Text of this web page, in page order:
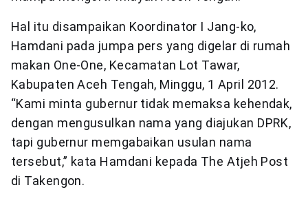
Hal itu disampaikan Koordinator I Jang-ko,
Hamdani pada jumpa pers yang digelar di rumah
makan One-One, Kecamatan Lot Tawar,
Kabupaten Aceh Tengah, Minggu, 1 April 2012.
“Kami minta gubernur tidak memaksa kehendak,
dengan mengusulkan nama yang diajukan DPRK,
tapi gubernur memgabaikan usulan nama
tersebut,” kata Hamdani kepada The Atjeh Post
di Takengon.